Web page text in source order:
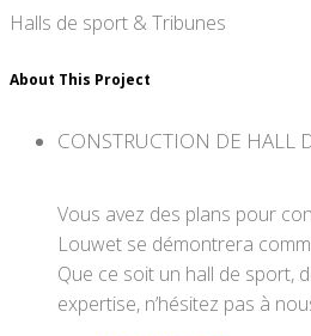
Halls de sport & Tribunes
About This Project
CONSTRUCTION DE HALL
Vous avez des plans pour
Louwet se démontrera
Que ce soit un hall de sport,
expertise, n’hésitez pas à